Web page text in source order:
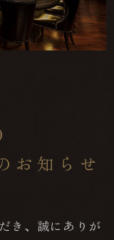
知らせ
き、誠にありが